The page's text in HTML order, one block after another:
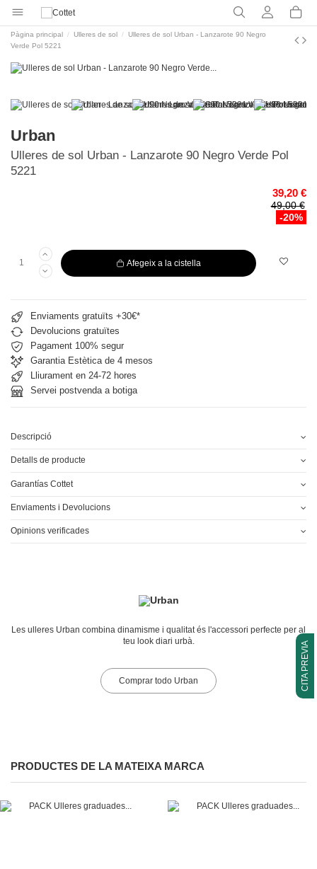
CITA PREVIA
Pàgina principal Ulleres de sol
Ulleres de sol Urban - Lanzarote 90 Negro
Verde Pol 5221
Urban
Ulleres de sol Urban - Lanzarote 90 Negro Verde Pol
5221
39,20 €
49,00 €
-20%
Afegeix a la cistella
Enviaments gratuïts +30€*
Devolucions gratuïtes
Pagament 100% segur
Garantia Estètica de 4 mesos
Lliurament en 24-72 hores
Servei postvenda a botiga
Descripció
Detalls de producte
Garantías Cottet
Enviaments i Devolucions
Opinions verificades
Les ulleres Urban combina dinamisme i qualitat és l'accessori perfecte per al
teu look diari urbà.
Comprar todo Urban
PRODUCTES DE LA MATEIXA MARCA